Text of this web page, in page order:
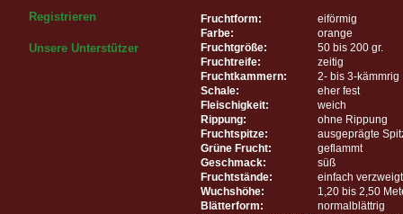
Registrieren
Unsere Unterstützer
Fruchtform:
eiförmig
Farbe:
orange
Fruchtgröße:
50 bis 200 gr.
Fruchtreife:
zeitig
Fruchtkammern:
2- bis 3-kämmrig
Schale:
eher fest
Fleischigkeit:
weich
Rippung:
ohne Rippung
Fruchtspitze:
ausgeprägte
Grüne Frucht:
geflammt
Geschmack:
süß
Fruchtstände:
einfach verzweigt
Wuchshöhe:
1,20 bis 2,50
Blätterform:
normalblättrig